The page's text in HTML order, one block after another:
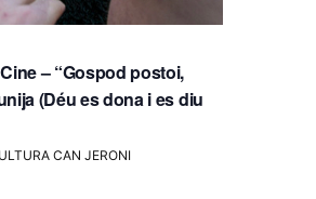
– “Gospod postoi,
(Déu es dona i es diu
CAN JERONI